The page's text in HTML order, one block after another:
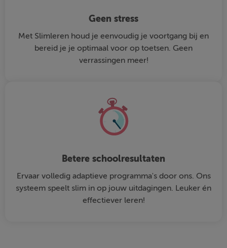
Geen stress
Met Slimleren houd je eenvoudig je voortgang bij en
bereid je je optimaal voor op toetsen. Geen
verrassingen meer!
Betere schoolresultaten
Ervaar volledig adaptieve programma's door ons. Ons
systeem speelt slim in op jouw uitdagingen. Leuker én
effectiever leren!